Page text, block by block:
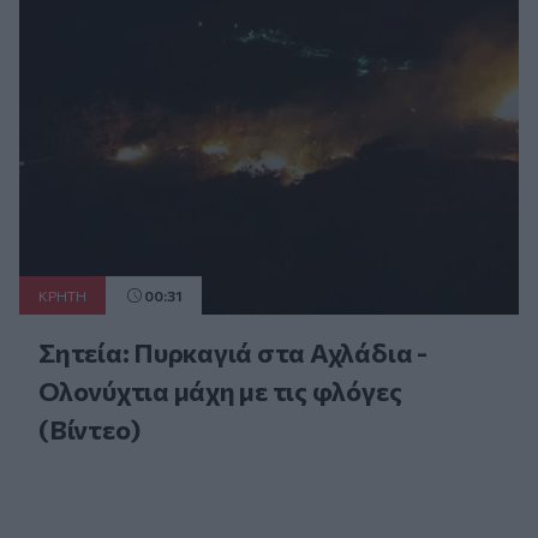
ΚΡΗΤΗ 00:31
Σητεία: Πυρκαγιά στα Αχλάδια -
Ολονύχτια μάχη με τις φλόγες
(Βίντεο)